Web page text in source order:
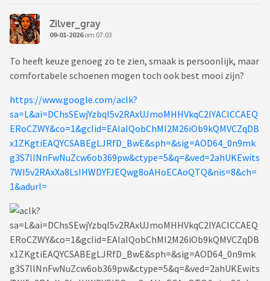
Zilver_gray
09-01-2026om 07:03
To heeft keuze genoeg zo te zien, smaak is persoonlijk, maar
comfortabele schoenen mogen toch ook best mooi zijn?
https://www.google.com/aclk?
sa=L&ai=DChsSEwjYzbqI5v2RAxUJmoMHHVkqC2IYACICCAEQ
ERoCZWY&co=1&gclid=EAIaIQobChMI2M26iOb9kQMVCZqDB
x1ZKgtiEAQYCSABEgLJRfD_BwE&sph=&sig=AOD64_0n9mk
g3S7llNnFwNuZcw6ob369pw&ctype=5&q=&ved=2ahUKEwits
7WI5v2RAxXa8LsIHWDYFJEQwg8oAHoECAoQTQ&nis=8&ch=
1&adurl=